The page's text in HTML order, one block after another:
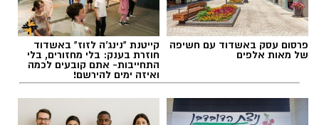
תגים:בשורה למטה יהודה: מוני החשמל החכמים
בדרך
פרסום עסק באשדוד עם חשיפה
של מאות אלפים
קייטנת "נינג'ה לזוז" באשדוד
חוזרת בענק: בלי מחזורים, בלי
התחייבות- אתם קובעים לכמה
ואיזה ימים להירשם!